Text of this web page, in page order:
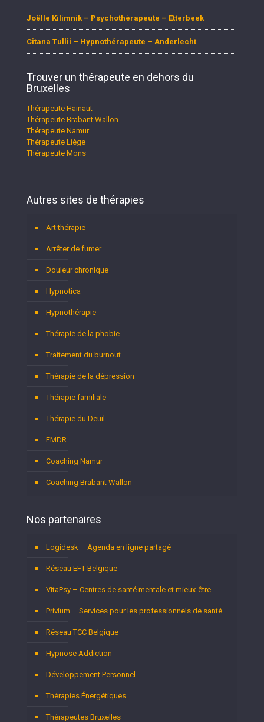
Joëlle Kilimnik – Psychothérapeute – Etterbeek
Citana Tullii – Hypnothérapeute – Anderlecht
Trouver un thérapeute en dehors du
Bruxelles
Thérapeute Hainaut
Thérapeute Brabant Wallon
Thérapeute Namur
Thérapeute Liège
Thérapeute Mons
Autres sites de thérapies
Art thérapie
Arrêter de fumer
Douleur chronique
Hypnotica
Hypnothérapie
Thérapie de la phobie
Traitement du burnout
Thérapie de la dépression
Thérapie familiale
Thérapie du Deuil
EMDR
Coaching Namur
Coaching Brabant Wallon
Nos partenaires
Logidesk – Agenda en ligne partagé
Réseau EFT Belgique
VitaPsy – Centres de santé mentale et mieux-être
Privium – Services pour les professionnels de santé
Réseau TCC Belgique
Hypnose Addiction
Développement Personnel
Thérapies Énergétiques
Thérapeutes Bruxelles